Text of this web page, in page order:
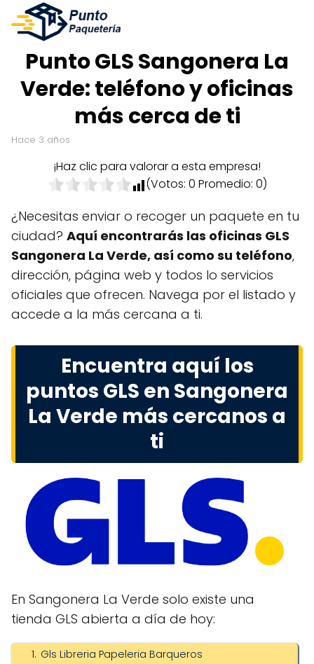
Punto GLS Sangonera La
Verde: teléfono y oficinas
más cerca de ti
hace 3 años
¡Haz clic para valorar a esta empresa!
(Votos: 0 Promedio: 0)
¿Necesitas enviar o recoger un paquete en tu
ciudad? Aquí encontrarás las oficinas GLS
Sangonera La Verde, así como su teléfono,
dirección, página web y todos lo servicios
oficiales que ofrecen. Navega por el listado y
accede a la más cercana a ti.
Encuentra aquí los
puntos GLS en Sangonera
La Verde más cercanos a
ti
En Sangonera La Verde solo existe una
tienda GLS abierta a día de hoy:
Gls Libreria Papeleria Barqueros